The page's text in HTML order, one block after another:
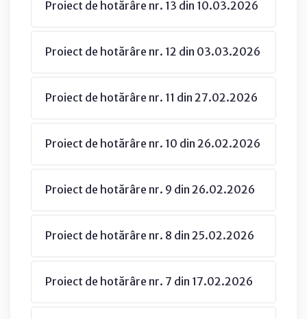
Proiect de hotărâre nr. 13 din 10.03.2026
Proiect de hotărâre nr. 12 din 03.03.2026
Proiect de hotărâre nr. 11 din 27.02.2026
Proiect de hotărâre nr. 10 din 26.02.2026
Proiect de hotărâre nr. 9 din 26.02.2026
Proiect de hotărâre nr. 8 din 25.02.2026
Proiect de hotărâre nr. 7 din 17.02.2026